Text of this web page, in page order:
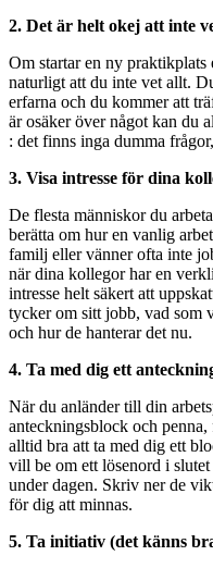
2. Det är helt okej att inte
Om startar en ny praktikplats
naturligt att du inte vet allt.
erfarna och du kommer att
är osäker över något kan du
: det finns inga dumma
3. Visa intresse för dina
De flesta människor du
berätta om hur en vanlig
familj eller vänner ofta inte
när dina kollegor har en
intresse helt säkert att
tycker om sitt jobb, vad som
och hur de hanterar det nu.
4. Ta med dig ett
När du anländer till din
anteckningsblock och penna,
alltid bra att ta med dig ett
vill be om ett lösenord i
under dagen. Skriv ner de
för dig att minnas.
5. Ta initiativ (det känns